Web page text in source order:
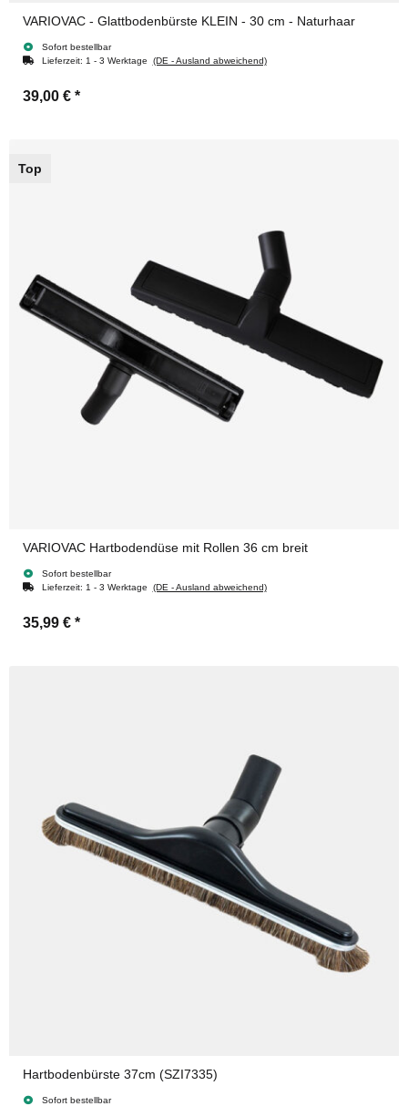
VARIOVAC - Glattbodenbürste KLEIN - 30 cm - Naturhaar
Sofort bestellbar
Lieferzeit: 1 - 3 Werktage (DE - Ausland abweichend)
39,00 € *
Top
VARIOVAC Hartbodendüse mit Rollen 36 cm breit
Sofort bestellbar
Lieferzeit: 1 - 3 Werktage (DE - Ausland abweichend)
35,99 € *
Hartbodenbürste 37cm (SZI7335)
Sofort bestellbar